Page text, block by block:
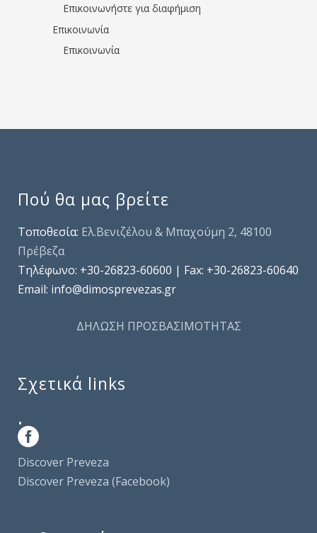
Επικοινωνήστε για διαφήμιση
Επικοινωνία
Επικοινωνία
Πού θα μας βρείτε
Τοποθεσία: Ελ.Βενιζέλου & Μπαχούμη 2, 48100
Πρέβεζα
Τηλέφωνo: +30-26823-60600 | Fax: +30-26823-60640
Email: info@dimosprevezas.gr
ΔΗΛΩΣΗ ΠΡΟΣΒΑΣΙΜΟΤΗΤΑΣ
Σχετικά links
.
Discover Preveza
Discover Preveza (Facebook)